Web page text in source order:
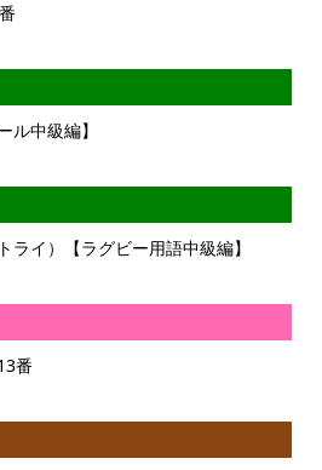
ル中級編】
ライ）【ラグビー用語中級編】
番